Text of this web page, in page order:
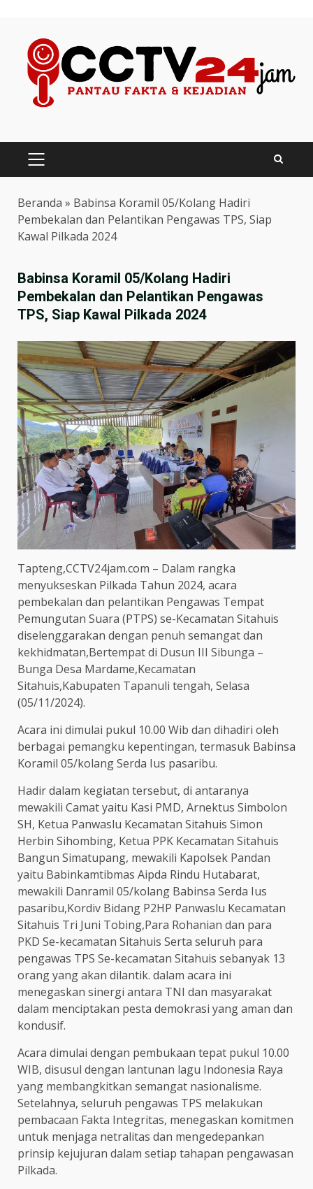
content
PRIMARY
MENU
Beranda » Babinsa Koramil 05/Kolang Hadiri
Pembekalan dan Pelantikan Pengawas TPS, Siap
Kawal Pilkada 2024
Babinsa Koramil 05/Kolang Hadiri
Pembekalan dan Pelantikan Pengawas
TPS, Siap Kawal Pilkada 2024
Tapteng,CCTV24jam.com – Dalam rangka
menyukseskan Pilkada Tahun 2024, acara
pembekalan dan pelantikan Pengawas Tempat
Pemungutan Suara (PTPS) se-Kecamatan Sitahuis
diselenggarakan dengan penuh semangat dan
kekhidmatan,Bertempat di Dusun III Sibunga –
Bunga Desa Mardame,Kecamatan
Sitahuis,Kabupaten Tapanuli tengah, Selasa
(05/11/2024).
Acara ini dimulai pukul 10.00 Wib dan dihadiri oleh
berbagai pemangku kepentingan, termasuk Babinsa
Koramil 05/kolang Serda Ius pasaribu.
Hadir dalam kegiatan tersebut, di antaranya
mewakili Camat yaitu Kasi PMD, Arnektus Simbolon
SH, Ketua Panwaslu Kecamatan Sitahuis Simon
Herbin Sihombing, Ketua PPK Kecamatan Sitahuis
Bangun Simatupang, mewakili Kapolsek Pandan
yaitu Babinkamtibmas Aipda Rindu Hutabarat,
mewakili Danramil 05/kolang Babinsa Serda Ius
pasaribu,Kordiv Bidang P2HP Panwaslu Kecamatan
Sitahuis Tri Juni Tobing,Para Rohanian dan para
PKD Se-kecamatan Sitahuis Serta seluruh para
pengawas TPS Se-kecamatan Sitahuis sebanyak 13
orang yang akan dilantik. dalam acara ini
menegaskan sinergi antara TNI dan masyarakat
dalam menciptakan pesta demokrasi yang aman dan
kondusif.
Acara dimulai dengan pembukaan tepat pukul 10.00
WIB, disusul dengan lantunan lagu Indonesia Raya
yang membangkitkan semangat nasionalisme.
Setelahnya, seluruh pengawas TPS melakukan
pembacaan Fakta Integritas, menegaskan komitmen
untuk menjaga netralitas dan mengedepankan
prinsip kejujuran dalam setiap tahapan pengawasan
Pilkada.